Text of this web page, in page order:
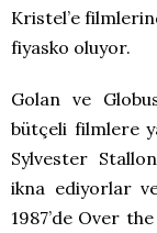
Kristel’e
fiyasko oluyor.
Golan ve
bütçeli filmlere
Sylvester
ikna ediyorlar
1987’de Over